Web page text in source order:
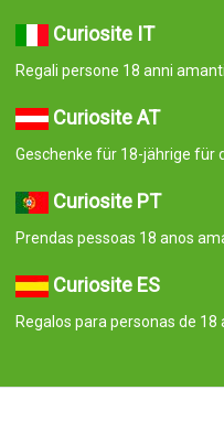
Curiosite IT
Regali persone 18 anni
Curiosite AT
Geschenke für 18-jährige für
Curiosite PT
Prendas pessoas 18 anos
Curiosite ES
Regalos para personas de